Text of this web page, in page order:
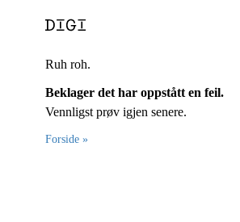
Ruh roh.
Beklager det har oppstått en feil.
Vennligst prøv igjen senere.
Forside »